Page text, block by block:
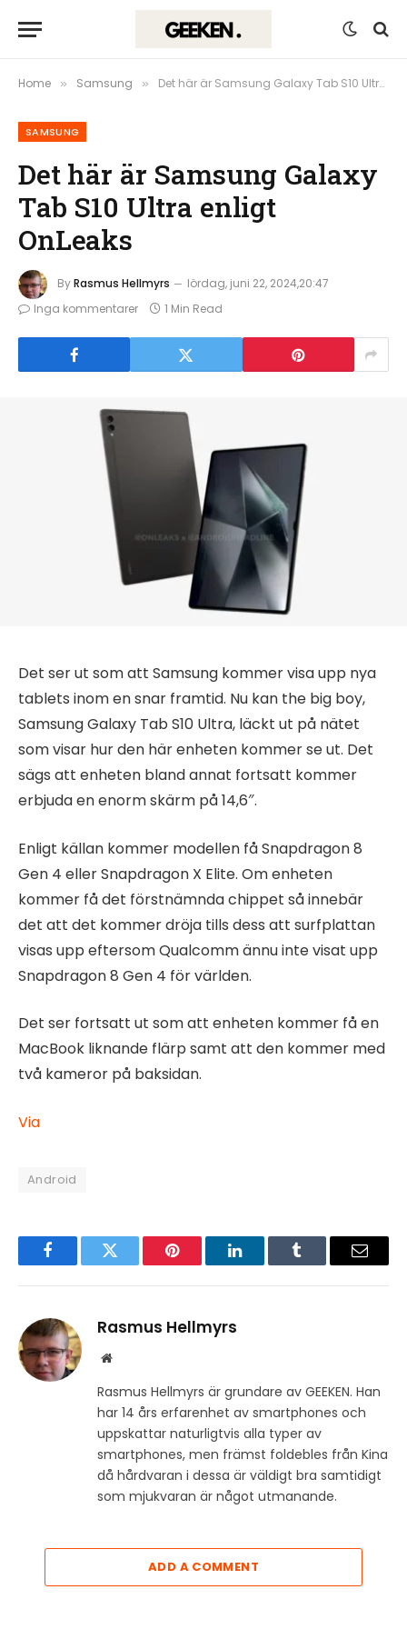
Home » Samsung » Det här är Samsung Galaxy Tab S10 Ultra enligt OnLeaks
SAMSUNG
Det här är Samsung Galaxy
Tab S10 Ultra enligt
OnLeaks
ByRasmus Hellmyrs
lördag, juni 22, 2024,20:47
Inga kommentarer
1 Min Read
Det ser ut som att Samsung kommer visa upp nya
tablets inom en snar framtid. Nu kan the big boy,
Samsung Galaxy Tab S10 Ultra, läckt ut på nätet
som visar hur den här enheten kommer se ut. Det
sägs att enheten bland annat fortsatt kommer
erbjuda en enorm skärm på 14,6″.
Enligt källan kommer modellen få Snapdragon 8
Gen 4 eller Snapdragon X Elite. Om enheten
kommer få det förstnämnda chippet så innebär
det att det kommer dröja tills dess att surfplattan
visas upp eftersom Qualcomm ännu inte visat upp
Snapdragon 8 Gen 4 för världen.
Det ser fortsatt ut som att enheten kommer få en
MacBook liknande flärp samt att den kommer med
två kameror på baksidan.
Via
Android
FacebookTwitter Pinterest LinkedInTumblr Email
Rasmus Hellmyrs
Website
Rasmus Hellmyrs är grundare av GEEKEN. Han
har 14 års erfarenhet av smartphones och
uppskattar naturligtvis alla typer av
smartphones, men främst foldebles från Kina
då hårdvaran i dessa är väldigt bra samtidigt
som mjukvaran är något utmanande.
ADD A COMMENT